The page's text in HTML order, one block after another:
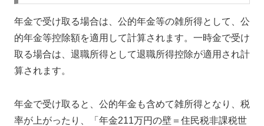
年金で受け取る場合は、公的年金等の雑所得として、公
的年金等控除額を適用して計算されます。一時金で受け
取る場合は、退職所得として退職所得控除が適用され計
算されます。
年金で受け取ると、公的年金も含めて雑所得となり、税
率が上がったり、「年金211万円の壁＝住民税非課税世